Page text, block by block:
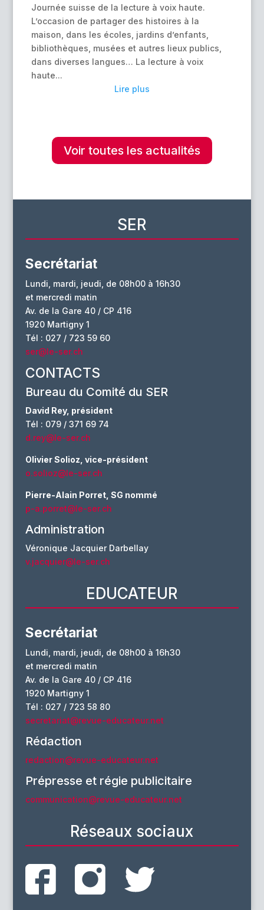
Journée suisse de la lecture à voix haute.
L’occasion de partager des histoires à la
maison, dans les écoles, jardins d’enfants,
bibliothèques, musées et autres lieux publics,
dans diverses langues… La lecture à voix
haute...
Lire plus
Voir toutes les actualités
SER
Secrétariat
Lundi, mardi, jeudi, de 08h00 à 16h30
et mercredi matin
Av. de la Gare 40 / CP 416
1920 Martigny 1
Tél : 027 / 723 59 60
ser@le-ser.ch
CONTACTS
Bureau du Comité du SER
David Rey, président
Tél : 079 / 371 69 74
d.rey@le-ser.ch
Olivier Solioz, vice-président
o.solioz@le-ser.ch
Pierre-Alain Porret, SG nommé
p-a.porret@le-ser.ch
Administration
Véronique Jacquier Darbellay
v.jacquier@le-ser.ch
EDUCATEUR
Secrétariat
Lundi, mardi, jeudi, de 08h00 à 16h30
et mercredi matin
Av. de la Gare 40 / CP 416
1920 Martigny 1
Tél : 027 / 723 58 80
secretariat@revue-educateur.net
Rédaction
redaction@revue-educateur.net
Prépresse et régie publicitaire
communication@revue-educateur.net
Réseaux sociaux